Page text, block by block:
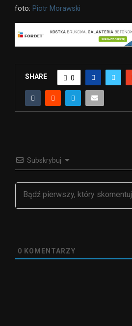
foto: Piotr Morawski
SHARE 0
Subskrybuj
0 KOMENTARZY